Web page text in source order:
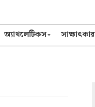
অ্যাথলেটিকস সাক্ষাৎকার